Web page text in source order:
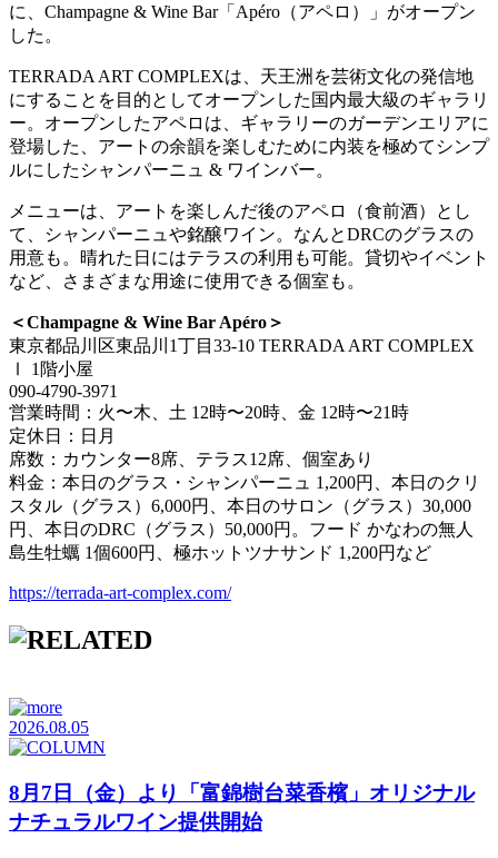
に、Champagne & Wine Bar「Apéro（アペロ）」がオープン
した。
TERRADA ART COMPLEXは、天王洲を芸術文化の発信地
にすることを目的としてオープンした国内最大級のギャラリ
ー。オープンしたアペロは、ギャラリーのガーデンエリアに
登場した、アートの余韻を楽しむために内装を極めてシンプ
ルにしたシャンパーニュ & ワインバー。
メニューは、アートを楽しんだ後のアペロ（食前酒）とし
て、シャンパーニュや銘醸ワイン。なんとDRCのグラスの
用意も。晴れた日にはテラスの利用も可能。貸切やイベント
など、さまざまな用途に使用できる個室も。
＜Champagne & Wine Bar Apéro＞
東京都品川区東品川1丁目33-10 TERRADA ART COMPLEX
Ⅰ 1階小屋
090-4790-3971
営業時間：火〜木、土 12時〜20時、金 12時〜21時
定休日：日月
席数：カウンター8席、テラス12席、個室あり
料金：本日のグラス・シャンパーニュ 1,200円、本日のクリ
スタル（グラス）6,000円、本日のサロン（グラス）30,000
円、本日のDRC（グラス）50,000円。フード かなわの無人
島生牡蠣 1個600円、極ホットツナサンド 1,200円など
https://terrada-art-complex.com/
2026.08.05
8月7日（金）より「富錦樹台菜香檳」オリジナル
ナチュラルワイン提供開始